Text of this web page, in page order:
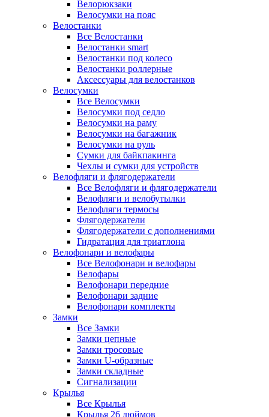
Велорюкзаки
Велосумки на пояс
Велостанки
Все Велостанки
Велостанки smart
Велостанки под колесо
Велостанки роллерные
Аксессуары для велостанков
Велосумки
Все Велосумки
Велосумки под седло
Велосумки на раму
Велосумки на багажник
Велосумки на руль
Сумки для байкпакинга
Чехлы и сумки для устройств
Велофляги и флягодержатели
Все Велофляги и флягодержатели
Велофляги и велобутылки
Велофляги термосы
Флягодержатели
Флягодержатели с дополнениями
Гидратация для триатлона
Велофонари и велофары
Все Велофонари и велофары
Велофары
Велофонари передние
Велофонари задние
Велофонари комплекты
Замки
Все Замки
Замки цепные
Замки тросовые
Замки U-образные
Замки складные
Сигнализации
Крылья
Все Крылья
Крылья 26 дюймов